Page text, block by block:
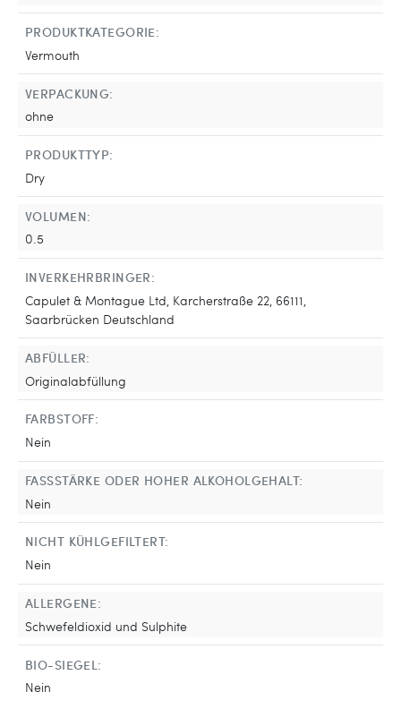
PRODUKTKATEGORIE:
Vermouth
VERPACKUNG:
ohne
PRODUKTTYP:
Dry
VOLUMEN:
0.5
INVERKEHRBRINGER:
Capulet & Montague Ltd, Karcherstraße 22, 66111,
Saarbrücken Deutschland
ABFÜLLER:
Originalabfüllung
FARBSTOFF:
Nein
FASSSTÄRKE ODER HOHER ALKOHOLGEHALT:
Nein
NICHT KÜHLGEFILTERT:
Nein
ALLERGENE:
Schwefeldioxid und Sulphite
BIO-SIEGEL:
Nein